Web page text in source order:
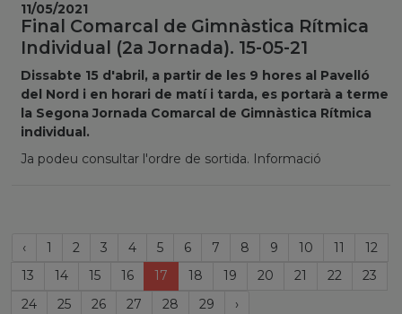
Final Comarcal de Gimnàstica Rítmica
Individual (2a Jornada). 15-05-21
Dissabte 15 d'abril, a partir de les 9 hores al Pavelló
del Nord i en horari de matí i tarda, es portarà a terme
la Segona Jornada Comarcal de Gimnàstica Rítmica
individual.
Ja podeu consultar l'ordre de sortida. Informació
11/05/2021
‹Página
1 2 3 4 5 6 7 8 9 10 11
12
13
14 15 16 17 (current)
18 19 20 21 22
23
24
25 26 27 28 29 ›